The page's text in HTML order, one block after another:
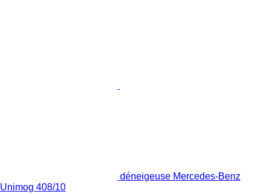
déneigeuse Mercedes-Benz
Unimog 408/10